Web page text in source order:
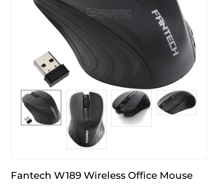
Fantech W189 Wireless Office Mouse